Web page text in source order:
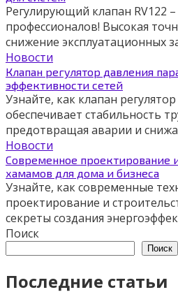
Регулирующий клапан RV122
профессионалов! Высокая
снижение эксплуатационных
Новости
Клапан регулятор давления
эффективности сетей
Узнайте, как клапан
обеспечивает стабильность
предотвращая аварии и
Новости
Современное проектирование
хамамов для дома и бизнеса
Узнайте, как современные
проектирование и
секреты создания
Поиск
Поиск
Последние статьи